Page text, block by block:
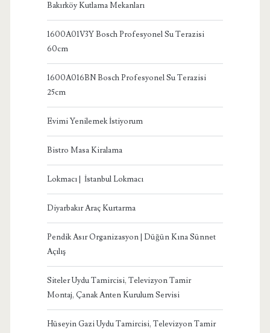
Bakırköy Kutlama Mekanları
1600A01V3Y Bosch Profesyonel Su Terazisi
60cm
1600A016BN Bosch Profesyonel Su Terazisi
25cm
Evimi Yenilemek İstiyorum
Bistro Masa Kiralama
Lokmacı | İstanbul Lokmacı
Diyarbakır Araç Kurtarma
Pendik Asır Organizasyon | Düğün Kına Sünnet
Açılış
Siteler Uydu Tamircisi, Televizyon Tamir
Montaj, Çanak Anten Kurulum Servisi
Hüseyin Gazi Uydu Tamircisi, Televizyon Tamir